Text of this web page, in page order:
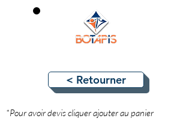
< Retourner
*Pour avoir devis cliquer ajouter au panier